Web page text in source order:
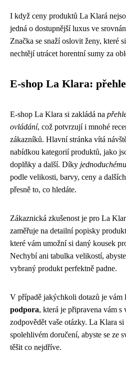
I když ceny produktů La Klará
jedná o dostupnější luxus ve
Značka se snaží oslovit ženy, které
nechtějí utrácet horentní sumy za
E-shop La Klara:
E-shop La Klara si zakládá na
ovládání, což potvrzují i mnohé
zákazníků. Hlavní stránka vítá
nabídkou kategorií produktů, jako
doplňky a další. Díky
podle velikosti, barvy, ceny a
přesně to, co hledáte.
Zákaznická zkušenost je pro La
zaměřuje na detailní popisky
které vám umožní si daný kousek
Nechybí ani tabulka velikostí,
vybraný produkt perfektně padne.
V případě jakýchkoli dotazů je vám
podpora, která je připravena vám s
zodpovědět vaše otázky. La Klara
spolehlivém doručení, abyste se ze
těšit co nejdříve.